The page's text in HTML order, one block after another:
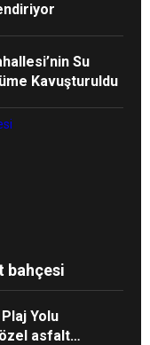
Su
Kavuşturuldu
bahçesi
Yolu
asfalt